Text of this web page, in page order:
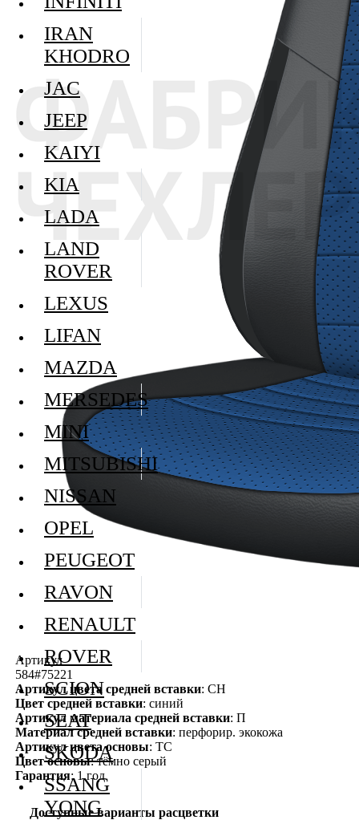
Артикул
584#75221
Артикул цвета средней вставки: СН
Цвет средней вставки: синий
Артикул материала средней вставки: П
Материал средней вставки: перфорир. экокожа
Артикул цвета основы: ТС
Цвет основы: тёмно серый
Гарантия: 1 год
Доступные варианты расцветки
IRAN
KHODRO
JAC
JEEP
KAIYI
KIA
LADA
LAND
ROVER
LEXUS
LIFAN
MAZDA
MERSEDES
MINI
MITSUBISHI
NISSAN
OPEL
PEUGEOT
RAVON
RENAULT
ROVER
SCION
SEAT
SKODA
SSANG
YONG